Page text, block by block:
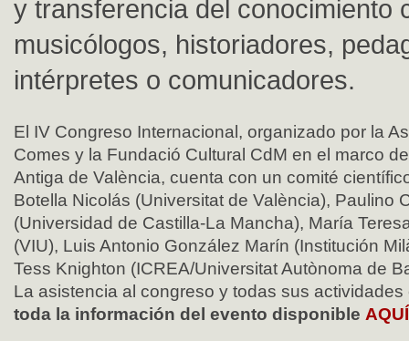
y transferencia del conocimiento
musicólogos, historiadores,
intérpretes o comunicadores.
El IV Congreso Internacional, organizado por la
Comes y la Fundació Cultural CdM en el marco
Antiga de València, cuenta con un comité
Botella Nicolás (Universitat de València), Paulino
(Universidad de Castilla-La Mancha), María
(VIU), Luis Antonio González Marín (Institución
Tess Knighton (ICREA/Universitat Autònoma de
La asistencia al congreso y todas sus actividades
toda la información del evento disponible